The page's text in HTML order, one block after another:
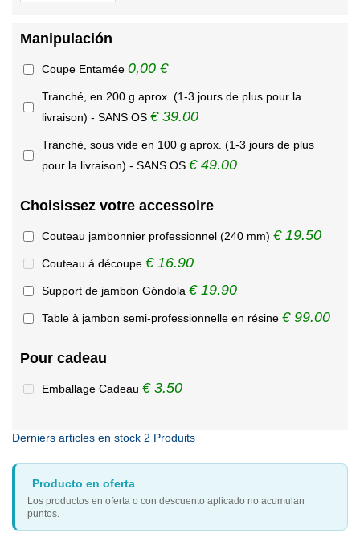
Manipulación
Coupe Entamée 0,00 €
Tranché, en 200 g aprox. (1-3 jours de plus pour la
livraison) - SANS OS € 39.00
Tranché, sous vide en 100 g aprox. (1-3 jours de plus
pour la livraison) - SANS OS € 49.00
Choisissez votre accessoire
Couteau jambonnier professionnel (240 mm) € 19.50
Couteau á découpe € 16.90
Support de jambon Góndola € 19.90
Table à jambon semi-professionnelle en résine € 99.00
Pour cadeau
Emballage Cadeau € 3.50
Derniers articles en stock 2 Produits
Producto en oferta
Los productos en oferta o con descuento aplicado no acumulan
puntos.